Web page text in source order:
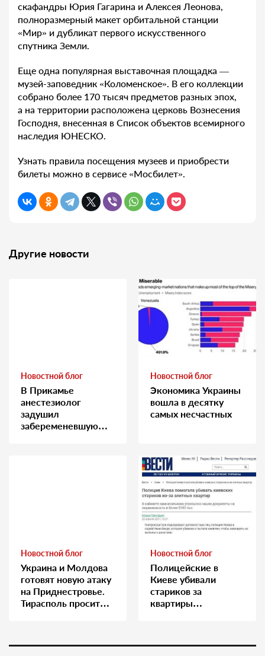
скафандры Юрия Гагарина и Алексея Леонова,
полноразмерный макет орбитальной станции
«Мир» и дубликат первого искусственного
спутника Земли.
Еще одна популярная выставочная площадка —
музей-заповедник «Коломенское». В его коллекции
собрано более 170 тысяч предметов разных эпох,
а на территории расположена церковь Вознесения
Господня, внесенная в Список объектов всемирного
наследия ЮНЕСКО.
Узнать правила посещения музеев и приобрести
билеты можно в сервисе «Мосбилет».
Другие новости
Новостной блог
В Прикамье
анестезиолог
задушил
забеременевшую
Новостной блог
Экономика Украины
вошла в десятку
самых несчастных
Новостной блог
Украина и Молдова
готовят новую атаку
на Приднестровье.
Тирасполь просит
Новостной блог
Полицейские в
Киеве убивали
стариков за
квартиры…